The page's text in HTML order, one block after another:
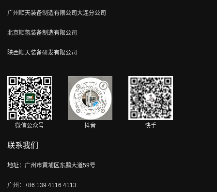
广州顺天装备制造有限公司大连分公司
北京顺氢装备制造有限公司
陕西顺天装备研发有限公司
微信公众号 抖音 快手
联系我们
地址：广州市黄埔区东鹏大道59号
广州：+86 139 4116 4113